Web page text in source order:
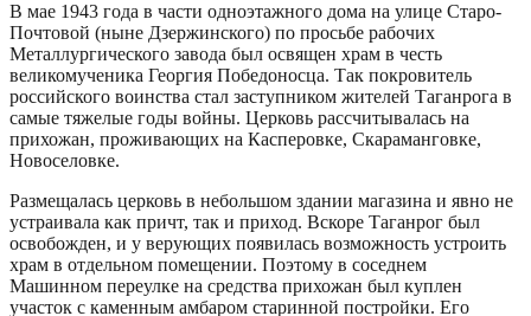
В мае 1943 года в части одноэтажного дома на улице Старо-
Почтовой (ныне Дзержинского) по просьбе рабочих
Металлургического завода был освящен храм в честь
великомученика Георгия Победоносца. Так покровитель
российского воинства стал заступником жителей Таганрога в
самые тяжелые годы войны. Церковь рассчитывалась на
прихожан, проживающих на Касперовке, Скараманговке,
Новоселовке.
Размещалась церковь в небольшом здании магазина и явно не
устраивала как причт, так и приход. Вскоре Таганрог был
освобожден, и у верующих появилась возможность устроить
храм в отдельном помещении. Поэтому в соседнем
Машинном переулке на средства прихожан был куплен
участок с каменным амбаром старинной постройки. Его